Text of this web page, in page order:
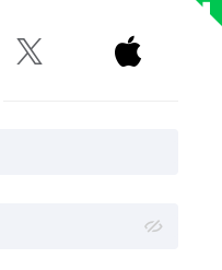
용이 절약됩니다. 각 부
가 아닌 $4.24에 불
간단하게 수리할 수 있
 